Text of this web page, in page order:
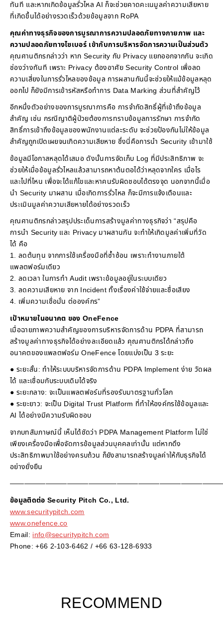
ทันที และหากเกิดข้อมูลรั่วไหล AI ก็จะช่วยคาดคะเนมูลค่าความเสียหาย
ที่เกิดขึ้นได้อย่างรวดเร็วด้วยข้อมูลจาก RoPA
คุณค่าทางธุรกิจของการบูรณาการความปลอดภัยทางกายภาพ และ
ความปลอดภัยทางไซเบอร์ เข้ากับการบริหารจัดการความเป็นส่วนตัว
คุณศานติกรกล่าวว่า หาก Security กับ Privacy แยกออกจากกัน จะเกิด
ช่องว่างทันที เพราะ Privacy ต้องอาศัย Security Control เพื่อลด
ความเสี่ยงในการรั่วไหลของข้อมูล การผสานกันนี้จะช่วยให้แม้ข้อมูลหลุด
ออกไป ก็ยังมีการเข้ารหัสหรือทำการ Data Marking ส่วนที่สำคัญไว้
อีกหนึ่งตัวอย่างของการบูรณาการคือ การจำกัดสิทธิ์ผู้ที่เข้าถึงข้อมูล
สำคัญ เช่น กรณีญาติผู้ป่วยต้องการทราบข้อมูลการรักษา การจำกัด
สิทธิ์การเข้าถึงข้อมูลของพนักงานแต่ละระดับ จะช่วยป้องกันไม่ให้ข้อมูล
สำคัญถูกเปิดเผยจนเกิดความเสียหาย ซึ่งนี่คือการนำ Security เข้ามาใช้
ข้อมูลมีโอกาสหลุดได้เสมอ ดังนั้นการจัดเก็บ Log ที่มีประสิทธิภาพ จะ
ช่วยให้เมื่อข้อมูลรั่วไหลแล้วสามารถหาต้นตอได้ว่าหลุดจากใคร เมื่อไร
และไปที่ไหน เพื่อจะได้แก้ไขและหาคนรับผิดชอบได้ตรงจุด นอกจากนี้เมื่อ
นำ Security มาผสาน เมื่อเกิดการรั่วไหล ก็จะมีการแจ้งเตือนและ
ประเมินมูลค่าความเสียหายได้อย่างรวดเร็ว
คุณศานติกรกล่าวสรุปประเด็นการสร้างมูลค่าทางธุรกิจว่า “สรุปคือ
การนำ Security และ Privacy มาผสานกัน จะทำให้เกิดมูลค่าเพิ่มที่วัด
ได้ คือ
1. ลดต้นทุน จากการใช้เครื่องมือที่ซ้ำซ้อน เพราะทำงานภายใต้
แพลตฟอร์มเดียว
2. ลดเวลา ในการทำ Audit เพราะข้อมูลอยู่ในระบบเดียว
3. ลดความเสียหาย จาก Incident ทั้งเรื่องค่าใช้จ่ายและชื่อเสียง
4. เพิ่มความเชื่อมั่น ต่อองค์กร”
เป้าหมายในอนาคต ของ OneFence
เมื่อฉายภาพความสำคัญของการบริหารจัดการด้าน PDPA ที่สามารถ
สร้างมูลค่าทางธุรกิจได้อย่างละเอียดแล้ว คุณศานติกรได้กล่าวถึง
อนาคตของแพลตฟอร์ม OneFence โดยแบ่งเป็น 3 ระยะ
● ระยะสั้น: ทำให้ระบบบริหารจัดการด้าน PDPA Implement ง่าย วัดผล
ได้ และเชื่อมกับระบบเดิมได้จริง
● ระยะกลาง: จะเป็นแพลตฟอร์มที่รองรับมาตรฐานทั่วโลก
● ระยะยาว: จะเป็น Digital Trust Platform ที่ทำให้องค์กรใช้ข้อมูลและ
AI ได้อย่างมีความรับผิดชอบ
จากบทสัมภาษณ์นี้ เห็นได้ชัดว่า PDPA Management Platform ไม่ใช่
เพียงเครื่องมือเพื่อจัดการข้อมูลส่วนบุคคลเท่านั้น แต่หากดึง
ประสิทธิภาพมาใช้อย่างครบถ้วน ก็ยังสามารถสร้างมูลค่าให้กับธุรกิจได้
อย่างยั่งยืน
ข้อมูลติดต่อ Security Pitch Co., Ltd.
www.securitypitch.com
www.onefence.co
Email: info@securitypitch.com
Phone: +66 2-103-6462 / +66 63-128-6933
RECOMMEND